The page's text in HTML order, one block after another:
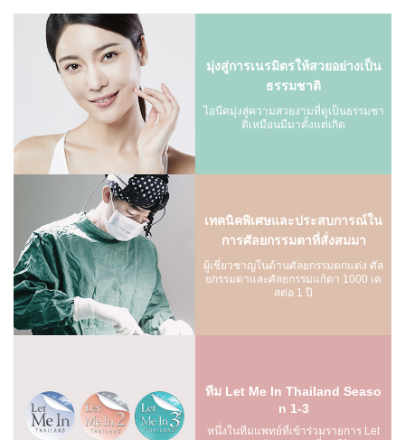
มุ่งสู่การเนรมิตรให้สวยอย่างเป็น
ธรรมชาติ
ไอนีคมุ่งสู่ความสวยงามที่ดูเป็นธรรมชา
ติเหมือนมีมาตั้งแต่เกิด
เทคนิคพิเศษและประสบการณ์ใน
การศัลยกรรมตาที่สั่งสมมา
ผู้เชี่ยวชาญในด้านศัลยกรรมตกแต่ง ศัล
ยกรรมตาและศัลยกรรมแก้ตา 1000 เค
สต่อ 1 ปี
ทีม Let Me In Thailand Seaso
n 1-3
หนึ่งในทีมแพทย์ที่เข้าร่วมรายการ Let